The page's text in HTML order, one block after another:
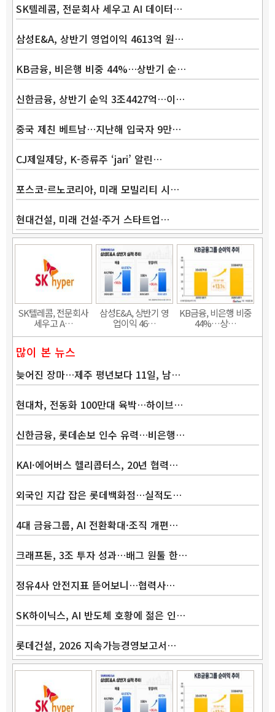
SK텔레콤, 전문회사 세우고 AI 데이터…
삼성E&A, 상반기 영업이익 4613억 원…
KB금융, 비은행 비중 44%…상반기 순…
신한금융, 상반기 순익 3조4427억…이…
중국 제친 베트남…지난해 입국자 9만…
CJ제일제당, K-증류주 ‘jari’ 알린…
포스코-르노코리아, 미래 모빌리티 시…
현대건설, 미래 건설·주거 스타트업…
SK텔레콤, 전문회사
세우고 A…
삼성E&A, 상반기 영
업이익 46…
KB금융, 비은행 비중
44%…상…
많이 본 뉴스
늦어진 장마…제주 평년보다 11일, 남…
현대차, 전동화 100만대 육박…하이브…
신한금융, 롯데손보 인수 유력…비은행…
KAI·에어버스 헬리콥터스, 20년 협력…
외국인 지갑 잡은 롯데백화점…실적도…
4대 금융그룹, AI 전환확대·조직 개편…
크래프톤, 3조 투자 성과…배그 원툴 한…
정유4사 안전지표 뜯어보니…협력사…
SK하이닉스, AI 반도체 호황에 젊은 인…
롯데건설, 2026 지속가능경영보고서…